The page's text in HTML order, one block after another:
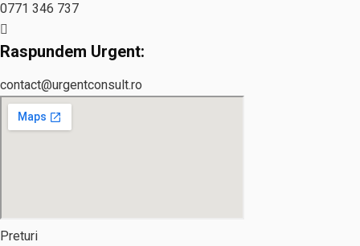
0771 346 737
Raspundem Urgent:
contact@urgentconsult.ro
Preturi